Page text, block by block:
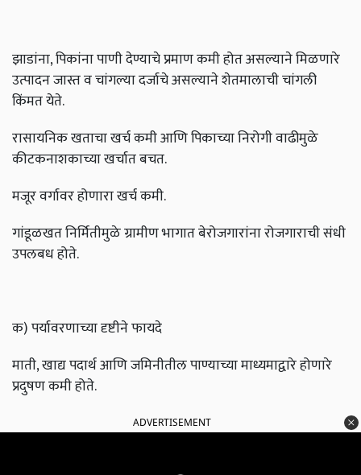
झाडांना, पिकांना पाणी देण्याचे प्रमाण कमी होत असल्याने मिळणारे
उत्पादन जास्त व चांगल्या दर्जाचे असल्याने शेतमालाची चांगली
किंमत येते.
रासायनिक खताचा खर्च कमी आणि पिकाच्या निरोगी वाढीमुळे
कीटकनाशकाच्या खर्चात बचत.
मजूर वर्गावर होणारा खर्च कमी.
गांडूळखत निर्मितीमुळे ग्रामीण भागात बेरोजगारांना रोजगाराची संधी
उपलबध होते.
क) पर्यावरणाच्या दृष्टीने फायदे
माती, खाद्य पदार्थ आणि जमिनीतील पाण्याच्या माध्यमाद्वारे होणारे
प्रदुषण कमी होते.
ADVERTISEMENT